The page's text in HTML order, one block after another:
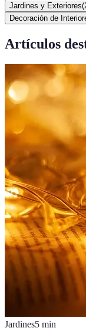
Jardines y Exteriores(
Decoración de
Artículos
Jardines5 min